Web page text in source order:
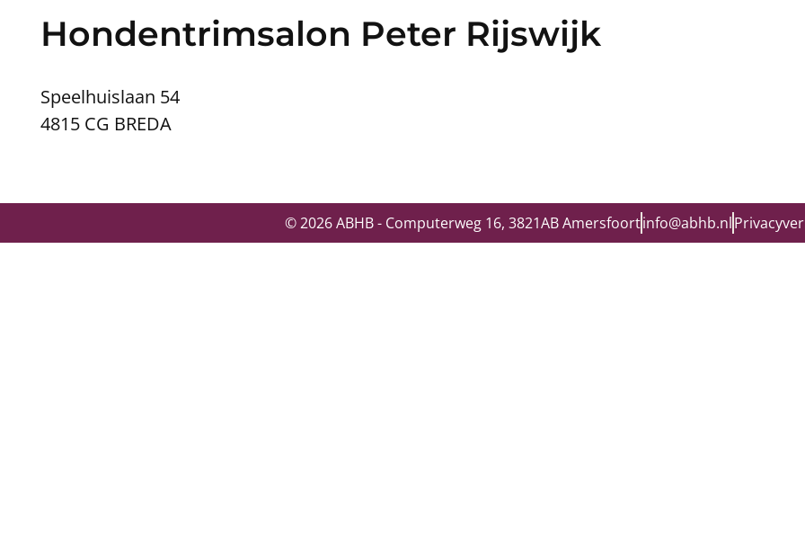
Hondentrimsalon Peter Rijswijk
Speelhuislaan 54
4815 CG BREDA
© 2026 ABHB - Computerweg 16, 3821AB Amersfoortinfo@abhb.nl